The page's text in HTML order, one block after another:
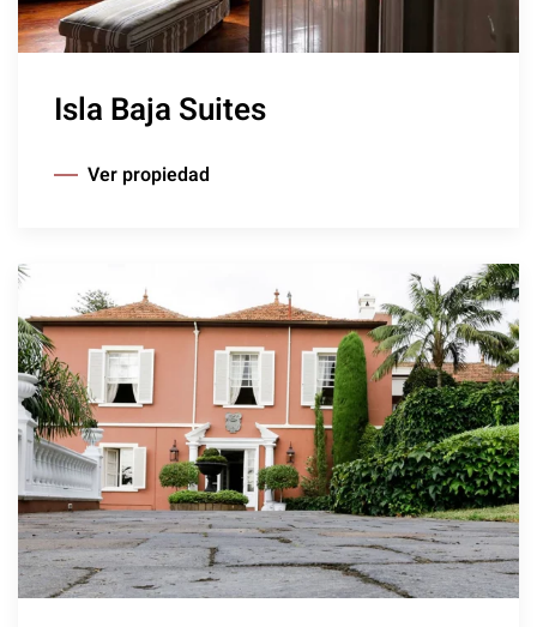
Isla Baja Suites
Ver propiedad